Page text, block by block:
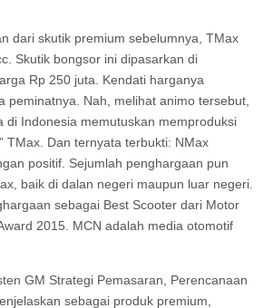
dari skutik premium sebelumnya, TMax
Skutik bongsor ini dipasarkan di
Rp 250 juta. Kendati harganya
peminatnya. Nah, melihat animo tersebut,
di Indonesia memutuskan memproduksi
TMax. Dan ternyata terbukti: NMax
positif. Sejumlah penghargaan pun
baik di dalan negeri maupun luar negeri.
sebagai Best Scooter dari Motor
2015. MCN adalah media otomotif
GM Strategi Pemasaran, Perencanaan
sebagai produk premium,